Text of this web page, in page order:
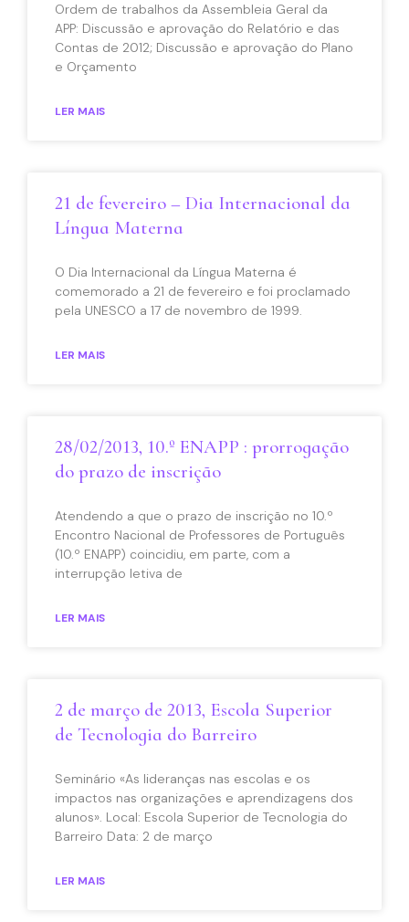
Ordem de trabalhos da Assembleia Geral da
APP: Discussão e aprovação do Relatório e das
Contas de 2012; Discussão e aprovação do Plano
e Orçamento
LER MAIS
21 de fevereiro – Dia Internacional da
Língua Materna
O Dia Internacional da Língua Materna é
comemorado a 21 de fevereiro e foi proclamado
pela UNESCO a 17 de novembro de 1999.
LER MAIS
28/02/2013, 10.º ENAPP : prorrogação
do prazo de inscrição
Atendendo a que o prazo de inscrição no 10.º
Encontro Nacional de Professores de Português
(10.º ENAPP) coincidiu, em parte, com a
interrupção letiva de
LER MAIS
2 de março de 2013, Escola Superior
de Tecnologia do Barreiro
Seminário «As lideranças nas escolas e os
impactos nas organizações e aprendizagens dos
alunos». Local: Escola Superior de Tecnologia do
Barreiro Data: 2 de março
LER MAIS